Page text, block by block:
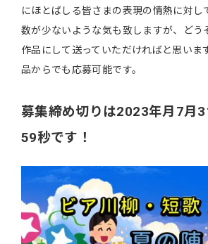
にほとばしる皆さまの表現の情熱に対し
数が少ないような気も致しますが、どう
作品にして送っていただければと思いま
品からでも応募可能です。
募集締め切りは2023年月7月
59秒です！